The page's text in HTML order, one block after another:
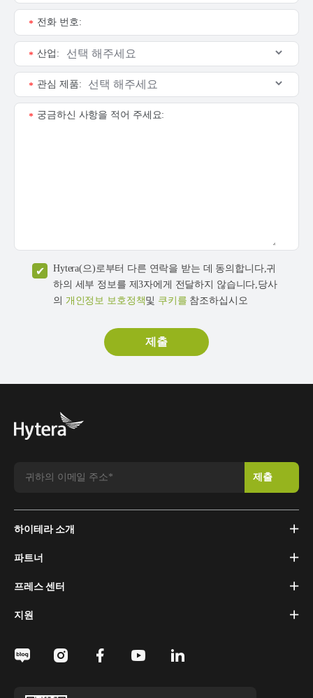
전화 번호:
*
산업:
*
관심 제품:
*
궁금하신 사항을 적어 주세요:
*
Hytera(으)로부터 다른 연락을 받는 데 동의합니다,귀
하의 세부 정보를 제3자에게 전달하지 않습니다,당사
의 개인정보 보호정책및 쿠키를 참조하십시오
하이테라 소개
파트너
프레스 센터
지원